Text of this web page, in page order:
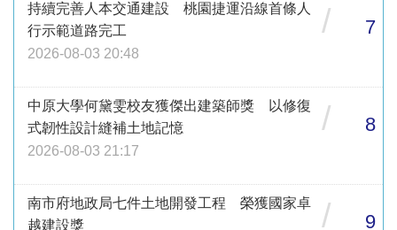
持續完善人本交通建設 桃園捷運沿線首條人
行示範道路完工
2026-08-03 20:48
/ 7
中原大學何黛雯校友獲傑出建築師獎 以修復
式韌性設計縫補土地記憶
2026-08-03 21:17
/ 8
南市府地政局七件土地開發工程 榮獲國家卓
越建設獎
/ 9